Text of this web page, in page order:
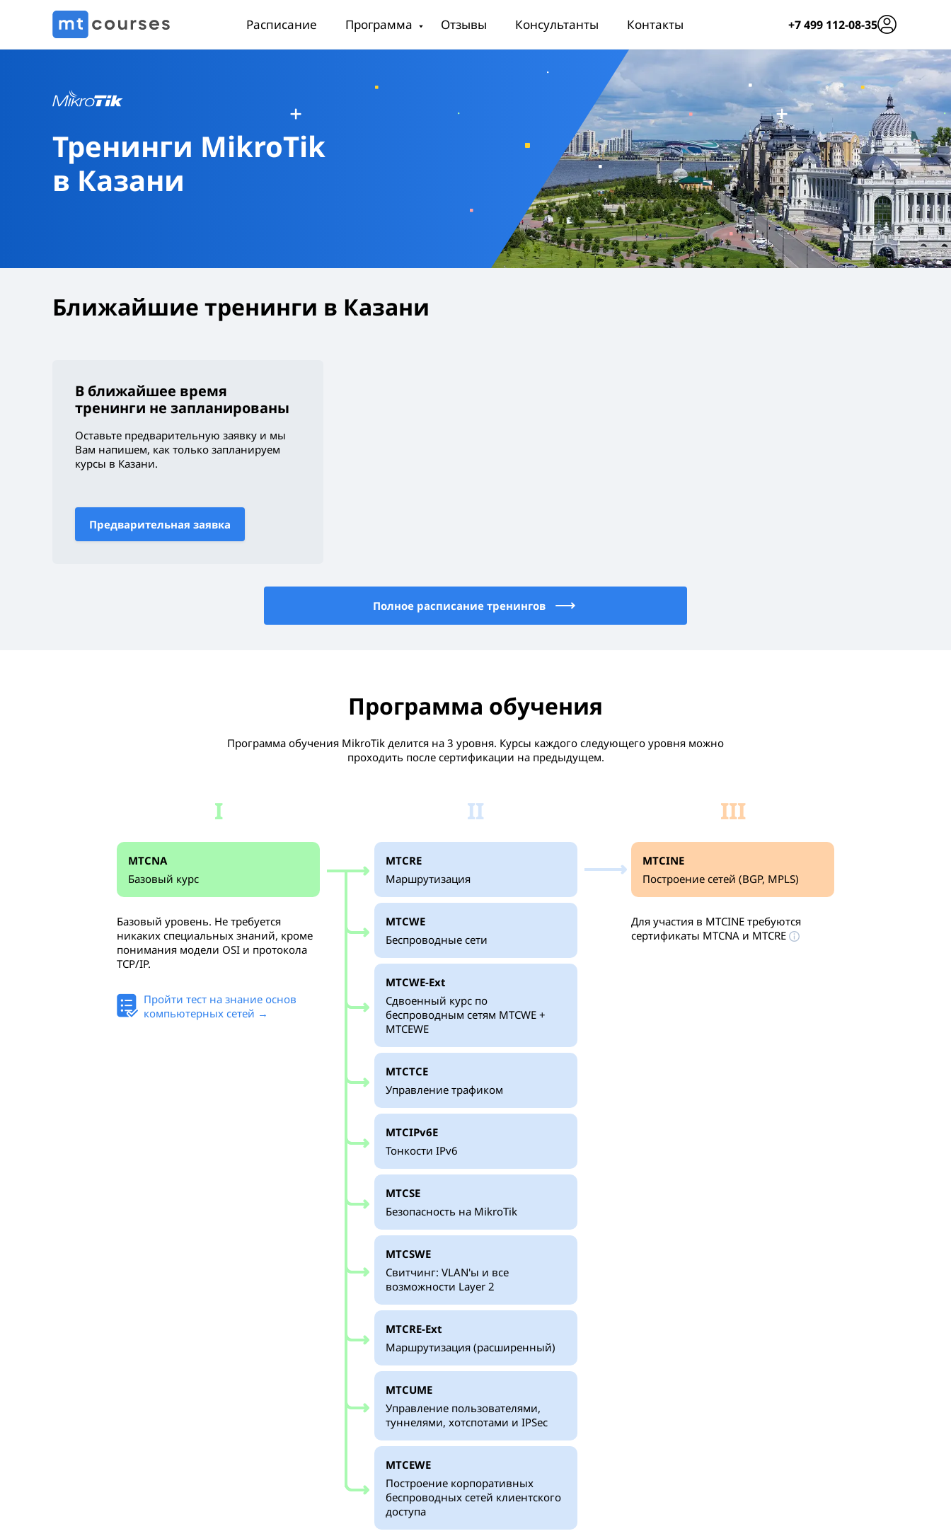
Расписание Программа Отзывы Консультанты Контакты +7 499 112-08-35
Тренинги MikroTik
в Казани
Ближайшие тренинги в Казани
В ближайшее время
тренинги не запланированы
Оставьте предварительную заявку и мы
Вам напишем, как только запланируем
курсы в Казани.
Предварительная заявка
Полное расписание тренингов
Программа обучения
Программа обучения MikroTik делится на 3 уровня. Курсы каждого следующего уровня можно
проходить после сертификации на предыдущем.
I
MTCNA
Базовый курс
Базовый уровень. Не требуется
никаких специальных знаний, кроме
понимания модели OSI и протокола
TCP/IP.
Пройти тест на знание основ
компьютерных сетей →
II
MTCRE
Маршрутизация
MTCWE
Беспроводные сети
MTCWE-Ext
Сдвоенный курс по
беспроводным сетям MTCWE +
MTCEWE
MTCTCE
Управление трафиком
MTCIPv6E
Тонкости IPv6
MTCSE
Безопасность на MikroTik
MTCSWE
Свитчинг: VLAN'ы и все
возможности Layer 2
MTCRE-Ext
Маршрутизация (расширенный)
MTCUME
Управление пользователями,
туннелями, хотспотами и IPSec
MTCEWE
Построение корпоративных
беспроводных сетей клиентского
доступа
III
MTCINE
Построение сетей (BGP, MPLS)
Для участия в MTCINE требуются
сертификаты MTCNA и MTCRE